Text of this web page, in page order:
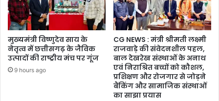
मुख्यमंत्री विष्णुदेव साय के
नेतृत्व में छत्तीसगढ़ के जैविक
उत्पादों की राष्ट्रीय मंच पर गूंज
9 hours ago
CG NEWS : मंत्री श्रीमती लक्ष्मी
राजवाड़े की संवेदनशील पहल,
बाल देखरेख संस्थाओं के अनाथ
एवं निराश्रित बच्चों को कौशल,
प्रशिक्षण और रोजगार से जोड़ने
बैंकिंग और सामाजिक संस्थाओं
का साझा प्रयास